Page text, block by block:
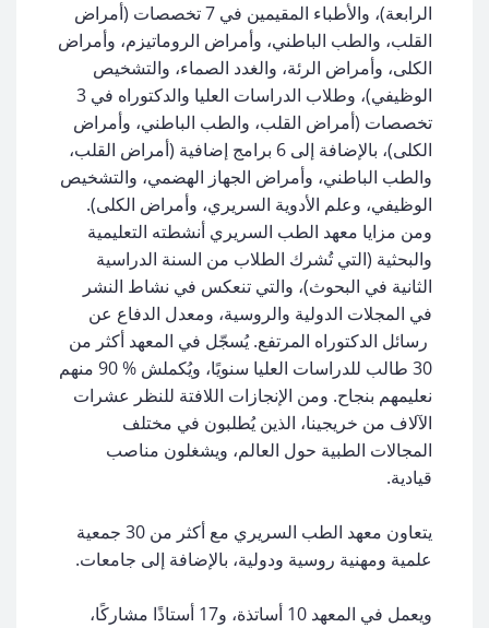
الرابعة)، والأطباء المقيمين في 7 تخصصات (أمراض
القلب، والطب الباطني، وأمراض الروماتيزم، وأمراض
الكلى، وأمراض الرئة، والغدد الصماء، والتشخيص
الوظيفي)، وطلاب الدراسات العليا والدكتوراه في 3
تخصصات (أمراض القلب، والطب الباطني، وأمراض
الكلى)، بالإضافة إلى 6 برامج إضافية (أمراض القلب،
والطب الباطني، وأمراض الجهاز الهضمي، والتشخيص
الوظيفي، وعلم الأدوية السريري، وأمراض الكلى).
ومن مزايا معهد الطب السريري أنشطته التعليمية
والبحثية (التي تُشرك الطلاب من السنة الدراسية
الثانية في البحوث)، والتي تنعكس في نشاط النشر
في المجلات الدولية والروسية، ومعدل الدفاع عن
رسائل الدكتوراه المرتفع. يُسجّل في المعهد أكثر من
30 طالب للدراسات العليا سنويًا، ويُكملش % 90 منهم
نعليمهم بنجاح. ومن الإنجازات اللافتة للنظر عشرات
الآلاف من خريجينا، الذين يُطلبون في مختلف
المجالات الطبية حول العالم، ويشغلون مناصب
قيادية.
يتعاون معهد الطب السريري مع أكثر من 30 جمعية
علمية ومهنية روسية ودولية، بالإضافة إلى جامعات.
ويعمل في المعهد 10 أساتذة، و17 أستاذًا مشاركًا،